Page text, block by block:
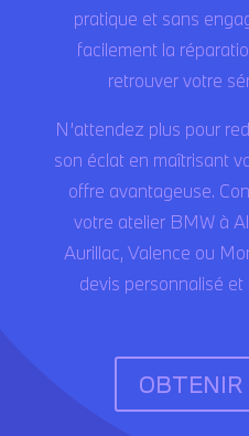
pratique et sans
facilement la
retrouver votre
N’attendez plus pour
son éclat en maîtrisant
offre avantageuse.
votre atelier BMW à
Aurillac, Valence ou
devis personnalisé
OBTENIR